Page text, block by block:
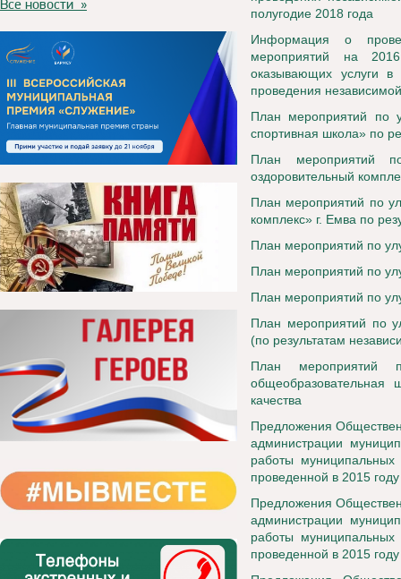
Все новости »
полугодие 2018 года
Информация о
мероприятий на
оказывающих услуги
проведения
План мероприятий по
спортивная школа» по
План мероприятий
оздоровительный
План мероприятий по
комплекс» г. Емва по
План мероприятий по
План мероприятий по
План мероприятий по
План мероприятий по
(по результатам
План мероприятий
общеобразовательная
качества
Предложения
администрации
работы муниципальных
проведенной в 2015
Предложения
администрации
работы муниципальных
проведенной в 2015